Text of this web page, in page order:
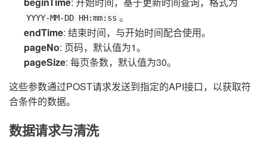
YYYY-MM-DD HH:mm:ss 。
endTime: 结束时间，与开始时间配合使用。
pageNo: 页码，默认值为1。
pageSize: 每页条数，默认值为30。
这些参数通过POST请求发送到指定的API接口，以获取符
合条件的数据。
数据请求与清洗